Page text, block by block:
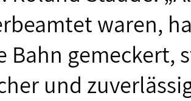
waren,
Bahn gemeckert,
und